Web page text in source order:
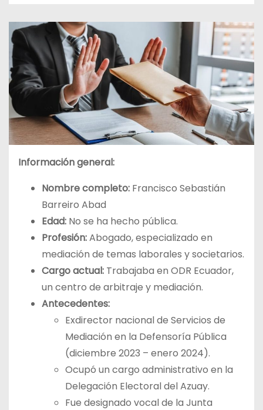
Información general:
Nombre completo: Francisco Sebastián
Barreiro Abad
Edad: No se ha hecho pública.
Profesión:Abogado, especializado en
mediación de temas laborales y societarios.
Cargo actual: Trabajaba en ODR Ecuador,
un centro de arbitraje y mediación.
Antecedentes:
Exdirector nacional de Servicios de
Mediación en la Defensoría Pública
(diciembre 2023 – enero 2024).
Ocupó un cargo administrativo en la
Delegación Electoral del Azuay.
Fue designado vocal de la Junta